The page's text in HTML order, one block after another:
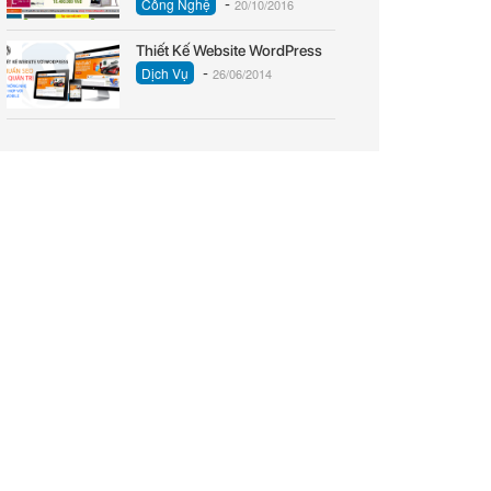
20/10/2016
Thiết Kế Website WordPress
Dịch Vụ - 26/06/2014